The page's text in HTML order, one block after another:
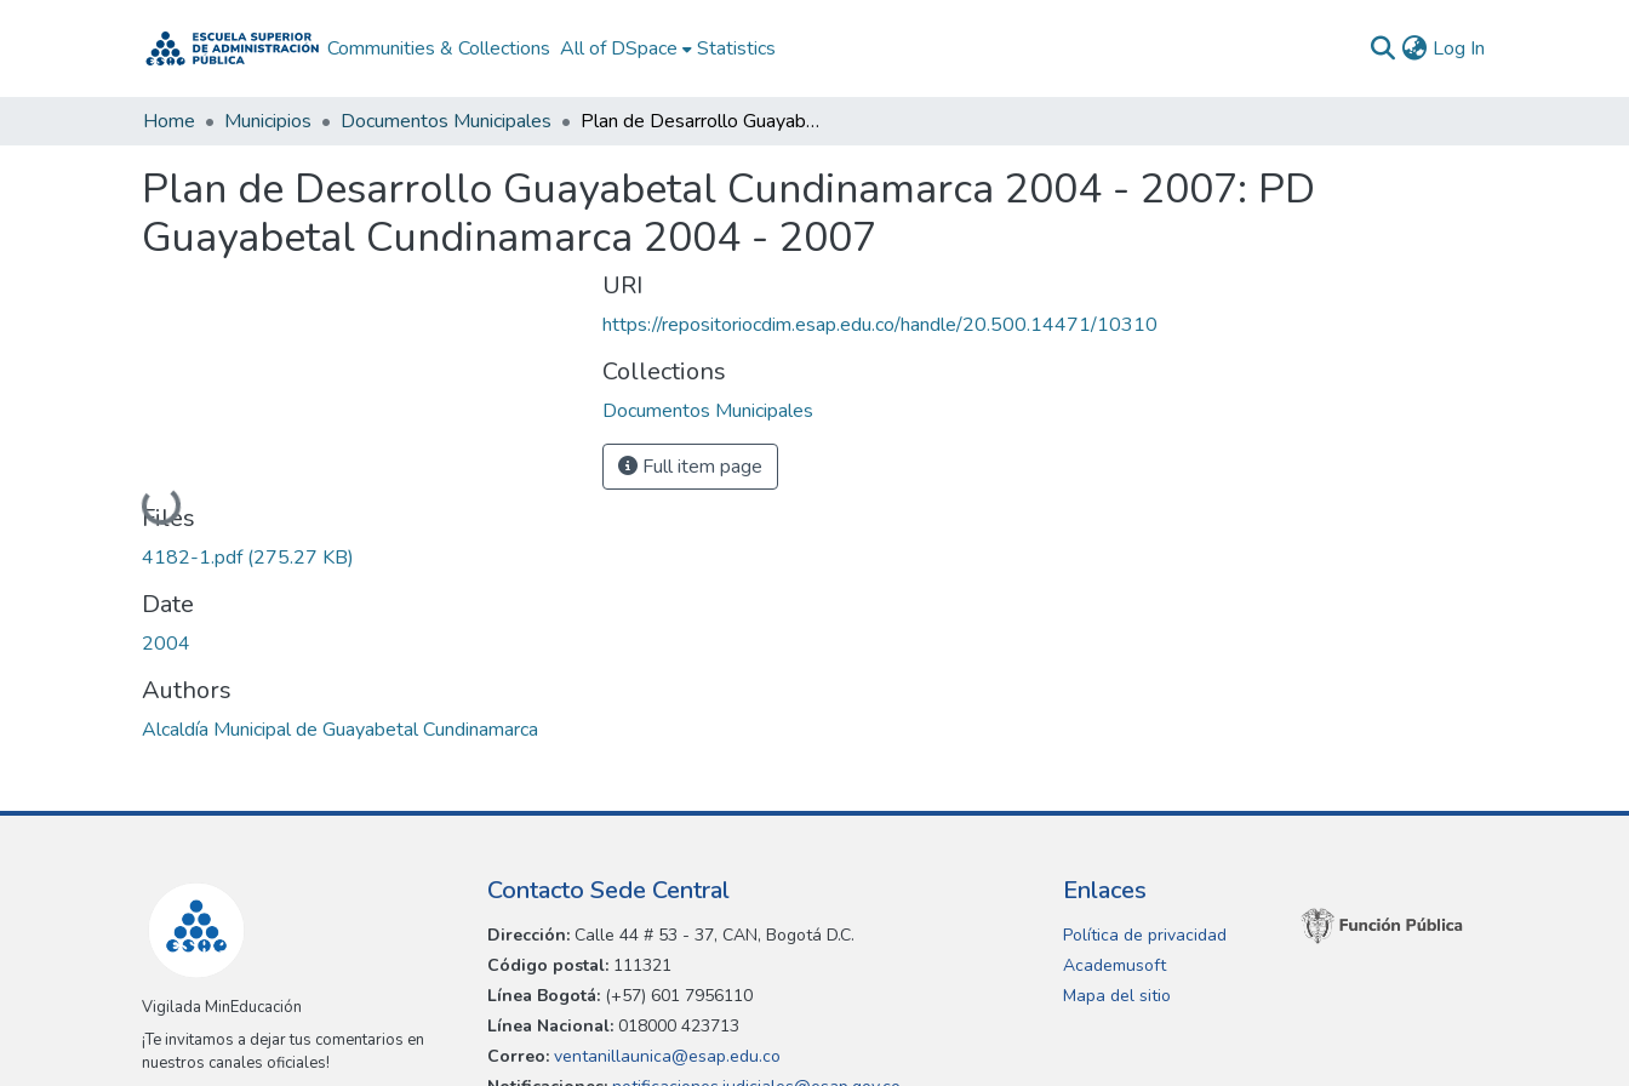
Communities & Collections All of DSpace Statistics Log In
Home Municipios Documentos Municipales Plan de Desarrollo Guayabetal Cundinamarca 2004 - 2007: PD Guayabetal Cundinamarca 2004 - 2007
Plan de Desarrollo Guayabetal Cundinamarca 2004 - 2007: PD
Guayabetal Cundinamarca 2004 - 2007
Loading...
Files
4182-1.pdf(275.27 KB)
Date
2004
Authors
Alcaldía Municipal de Guayabetal Cundinamarca
URI
https://repositoriocdim.esap.edu.co/handle/20.500.14471/10310
Collections
Documentos Municipales
Full item page
Vigilada MinEducación
¡Te invitamos a dejar tus comentarios en
nuestros canales oficiales!
Contacto Sede Central
Dirección: Calle 44 # 53 - 37, CAN, Bogotá D.C.
Código postal: 111321
Línea Bogotá: (+57) 601 7956110
Línea Nacional: 018000 423713
Correo: ventanillaunica@esap.edu.co
Enlaces
Política de privacidad
Academusoft
Mapa del sitio